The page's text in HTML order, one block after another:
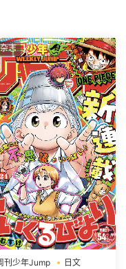
志
刊少年Jump
日文